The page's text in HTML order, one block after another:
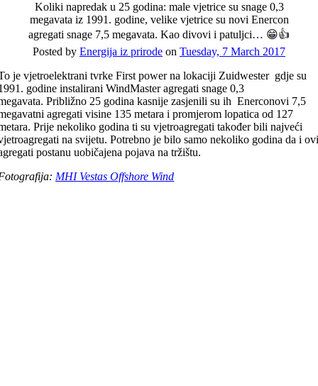
Koliki napredak u 25 godina: male vjetrice su snage 0,3
megavata iz 1991. godine, velike vjetrice su novi Enercon
agregati snage 7,5 megavata. Kao divovi i patuljci… 😁👍
Posted by Energija iz prirode on Tuesday, 7 March 2017
je vjetroelektrani tvrke First power na lokaciji Zuidwester gdje su
godine instalirani WindMaster agregati snage 0,3
Približno 25 godina kasnije zasjenili su ih Enerconovi 7,5
agregati visine 135 metara i promjerom lopatica od 127
Prije nekoliko godina ti su vjetroagregati također bili najveći
na svijetu. Potrebno je bilo samo nekoliko godina da i
postanu uobičajena pojava na tržištu.
MHI Vestas Offshore Wind